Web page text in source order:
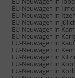
EU-Neuwagen in
EU-Neuwagen in
EU-Neuwagen in
EU-Neuwagen in
EU-Neuwagen in
EU-Neuwagen in
EU-Neuwagen in
EU-Neuwagen in
EU-Neuwagen in
EU-Neuwagen in